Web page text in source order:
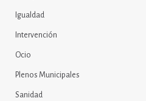
Igualdad
Intervención
Ocio
Plenos Municipales
Sanidad